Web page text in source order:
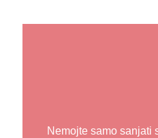
Nemojte samo sanjati